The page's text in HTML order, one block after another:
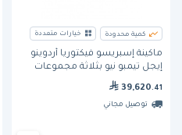
كمية محدودة خيارات متعددة
ماكينة إسبريسو فيكتوريا أردوينو
إيجل تيمبو نيو بثلاثة مجموعات
39,620 .41
توصيل مجاني